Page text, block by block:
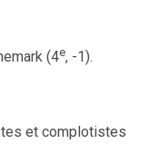
(4e, -1).
et complotistes